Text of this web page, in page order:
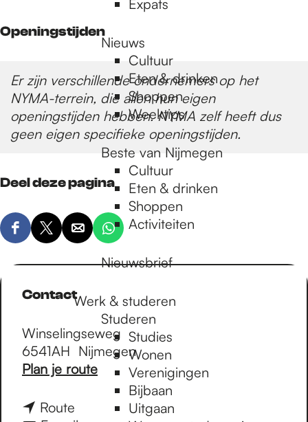
Expats
Nieuws
Cultuur
Eten & drinken
Shoppen
Weektips
Beste van Nijmegen
Cultuur
Eten & drinken
Shoppen
Activiteiten
Nieuwsbrief
Werk & studeren
Studeren
Studies
Wonen
Verenigingen
Bijbaan
Uitgaan
Openingstijden
Er zijn verschillende ondernemers op het
NYMA-terrein, die allen hun eigen
openingstijden hebben. NYMA zelf heeft dus
geen eigen specifieke openingstijden.
Deel deze pagina
D
e
p
D
e
l
z
e
p
g
D
e
l
d
z
e
p
D
e
e
d
e
z
e
p
g
Contact
Winselingseweg
6541AH Nijmegen
Plan je routen
Route